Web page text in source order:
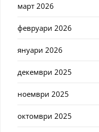
март 2026
февруари 2026
януари 2026
декември 2025
ноември 2025
октомври 2025